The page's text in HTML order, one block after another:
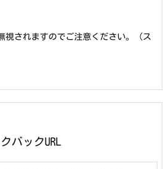
視されますのでご注意ください。（ス
バックURL